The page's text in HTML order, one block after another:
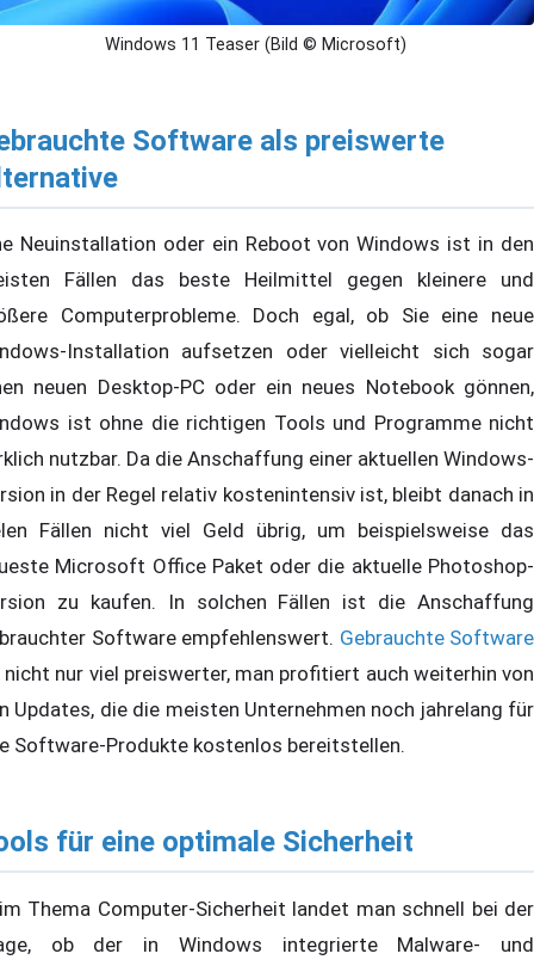
Windows 11 Teaser (Bild © Microsoft)
Software als preiswerte
Neuinstallation oder ein Reboot von Windows ist in den
Fällen das beste Heilmittel gegen kleinere und
Computerprobleme. Doch egal, ob Sie eine neue
Installation aufsetzen oder vielleicht sich sogar
neuen Desktop-PC oder ein neues Notebook gönnen,
ist ohne die richtigen Tools und Programme nicht
nutzbar. Da die Anschaffung einer aktuellen Windows-
in der Regel relativ kostenintensiv ist, bleibt danach in
Fällen nicht viel Geld übrig, um beispielsweise das
Microsoft Office Paket oder die aktuelle Photoshop-
zu kaufen. In solchen Fällen ist die Anschaffung
Software empfehlenswert. Gebrauchte Software
nur viel preiswerter, man profitiert auch weiterhin von
Updates, die die meisten Unternehmen noch jahrelang für
Software-Produkte kostenlos bereitstellen.
für eine optimale Sicherheit
Thema Computer-Sicherheit landet man schnell bei der
ob der in Windows integrierte Malware- und